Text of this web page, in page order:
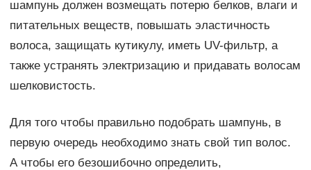
шампунь должен возмещать потерю белков, влаги и
питательных веществ, повышать эластичность
волоса, защищать кутикулу, иметь UV-фильтр, а
также устранять электризацию и придавать волосам
шелковистость.
Для того чтобы правильно подобрать шампунь, в
первую очередь необходимо знать свой тип волос.
А чтобы его безошибочно определить,